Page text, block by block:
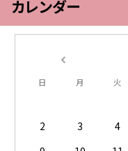
カレンダー
日 月 火
2
3 4